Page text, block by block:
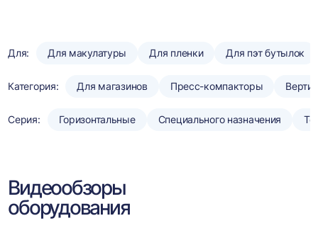
Для: Для макулатуры Для пленки Для пэт бутылок
Категория: Для магазинов Пресс-компакторы
Серия: Горизонтальные Специального назначения
Видеообзоры
оборудования